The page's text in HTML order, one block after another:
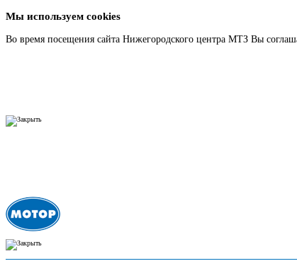
Мы используем cookies
Во время посещения сайта Нижегородского центра МТЗ Вы